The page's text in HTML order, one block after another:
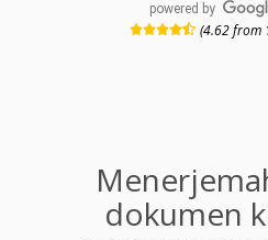
powered by
(4.62 from
dokumen